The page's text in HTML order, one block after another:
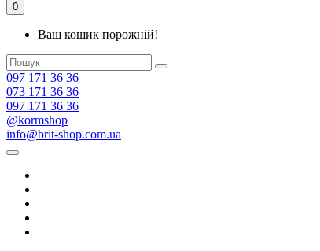
0
Ваш кошик порожній!
097 171 36 36
073 171 36 36
097 171 36 36
@kormshop
info@brit-shop.com.ua